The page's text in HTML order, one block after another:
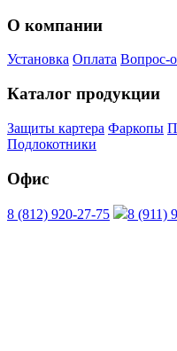
О компании
Установка Оплата Вопрос-
Каталог продукции
Защиты картера Фаркопы
Подлокотники
Офис
8 (812) 920-27-75 8 (911)